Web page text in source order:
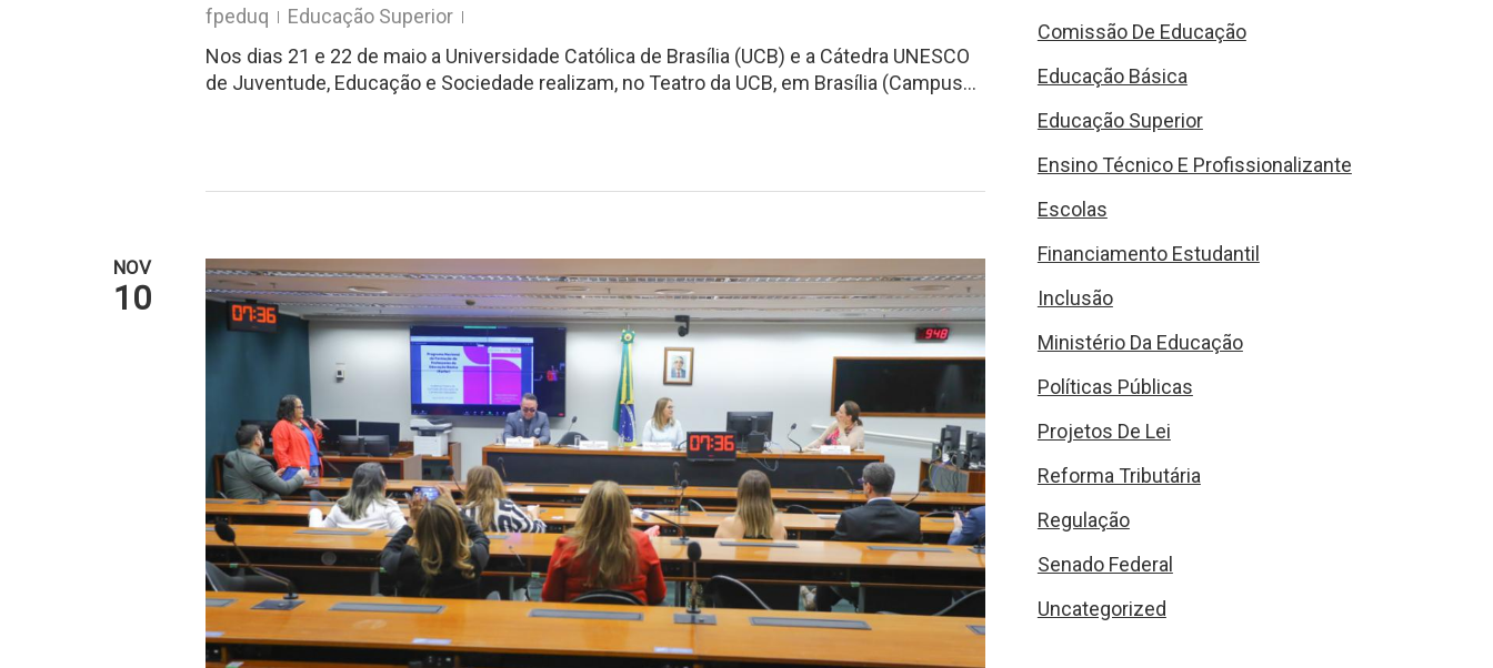
fpeduq
Educação Superior
Nos dias 21 e 22 de maio a Universidade Católica de Brasília (UCB) e a Cátedra UNESCO
de Juventude, Educação e Sociedade realizam, no Teatro da UCB, em Brasília (Campus…
NOV
10
Comissão De Educação
Educação Básica
Educação Superior
Ensino Técnico E Profissionalizante
Escolas
Financiamento Estudantil
Inclusão
Ministério Da Educação
Políticas Públicas
Projetos De Lei
Reforma Tributária
Regulação
Senado Federal
Uncategorized